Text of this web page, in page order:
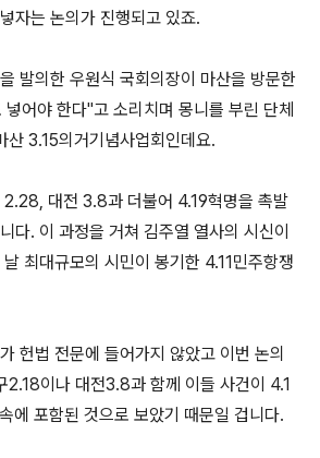
자는 논의가 진행되고 있죠.
발의한 우원식 국회의장이 마산을 방문한
어야 한다"고 소리치며 몽니를 부린 단체
산 3.15의거기념사업회인데요.
2.28, 대전 3.8과 더불어 4.19혁명을 촉발
다. 이 과정을 거쳐 김주열 열사의 시신이
최대규모의 시민이 봉기한 4.11민주항쟁
헌법 전문에 들어가지 않았고 이번 논의
2.18이나 대전3.8과 함께 이들 사건이 4.1
에 포함된 것으로 보았기 때문일 겁니다.